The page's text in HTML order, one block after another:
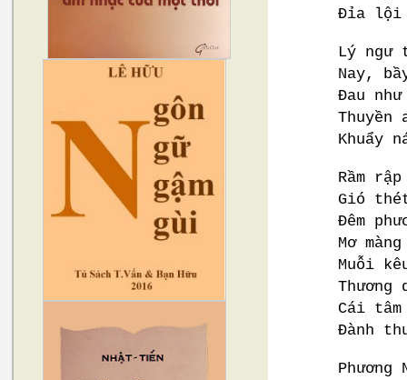
Đỉa lội
Lý ngư
Nay,
Đau
Thuyền
Khuẩy
Rầm rập
Gió
Đêm
Mơ màng
Muỗi
Thương
Cái
Đành
Phương